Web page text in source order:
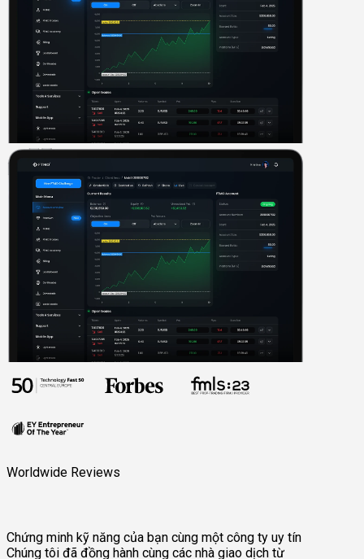
Worldwide Reviews
Chứng minh kỹ năng của bạn cùng một công ty uy tín
Chúng tôi đã đồng hành cùng các nhà giao dịch từ